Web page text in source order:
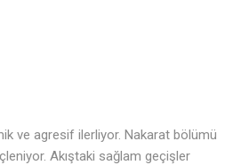
ve agresif ilerliyor. Nakarat bölümü
Akıştaki sağlam geçişler